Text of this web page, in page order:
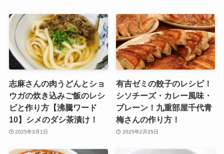
志麻さんの肉うどんとショ
ウガの炊き込みご飯のレシ
ピと作り方【沸騰ワード
10】シメのダシ茶漬け！
2025年3月1日
有吉ゼミの餃子のレシピ！
シソチーズ・カレー風味・
プレーン！九重部屋千代青
梅さんの作り方！
2025年2月25日